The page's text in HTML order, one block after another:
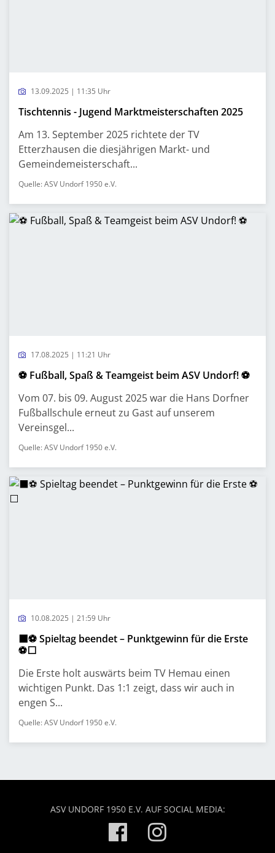
13.09.2025 | 11:35 Uhr
Tischtennis - Jugend Marktmeisterschaften 2025
Am 13. September 2025 richtete der TV
Etterzhausen die diesjährigen Markt- und
Gemeindemeisterschaft...
Quelle: ASV Undorf 1950 e.V.
17.08.2025 | 11:21 Uhr
⚽ Fußball, Spaß & Teamgeist beim ASV Undorf! ⚽
Vom 07. bis 09. August 2025 war die Hans Dorfner
Fußballschule erneut zu Gast auf unserem
Vereinsgel...
Quelle: ASV Undorf 1950 e.V.
10.08.2025 | 21:59 Uhr
⬛⚽ Spieltag beendet – Punktgewinn für die Erste
⚽⬜
Die Erste holt auswärts beim TV Hemau einen
wichtigen Punkt. Das 1:1 zeigt, dass wir auch in
engen S...
Quelle: ASV Undorf 1950 e.V.
ASV UNDORF 1950 E.V. AUF SOCIAL MEDIA: